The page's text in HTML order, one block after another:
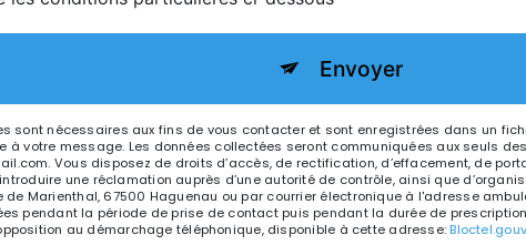
Envoyer
sont nécessaires aux fins de vous contacter et sont enregistrées dans un
votre message. Les données collectées seront communiquées aux seuls
Vous disposez de droits d’accès, de rectification, d’effacement, de
une réclamation auprès d’une autorité de contrôle, ainsi que
Marienthal, 67500 Haguenau ou par courrier électronique à l'adresse
pendant la période de prise de contact puis pendant la durée de
au démarchage téléphonique, disponible à cette adresse: